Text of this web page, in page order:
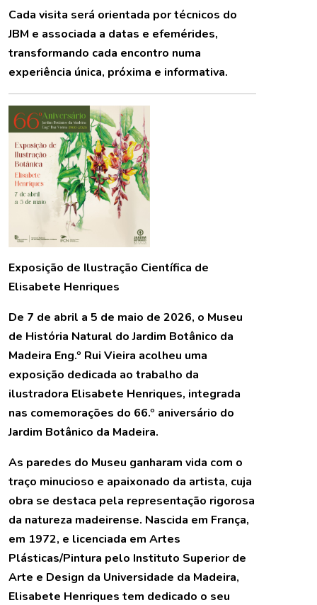
Cada visita será orientada por técnicos do
JBM e associada a datas e efemérides,
transformando cada encontro numa
experiência única, próxima e informativa.
Exposição de Ilustração Científica de
Elisabete Henriques
De 7 de abril a 5 de maio de 2026, o Museu
de História Natural do Jardim Botânico da
Madeira Eng.º Rui Vieira acolheu uma
exposição dedicada ao trabalho da
ilustradora Elisabete Henriques, integrada
nas comemorações do 66.º aniversário do
Jardim Botânico da Madeira.
As paredes do Museu ganharam vida com o
traço minucioso e apaixonado da artista, cuja
obra se destaca pela representação rigorosa
da natureza madeirense. Nascida em França,
em 1972, e licenciada em Artes
Plásticas/Pintura pelo Instituto Superior de
Arte e Design da Universidade da Madeira,
Elisabete Henriques tem dedicado o seu